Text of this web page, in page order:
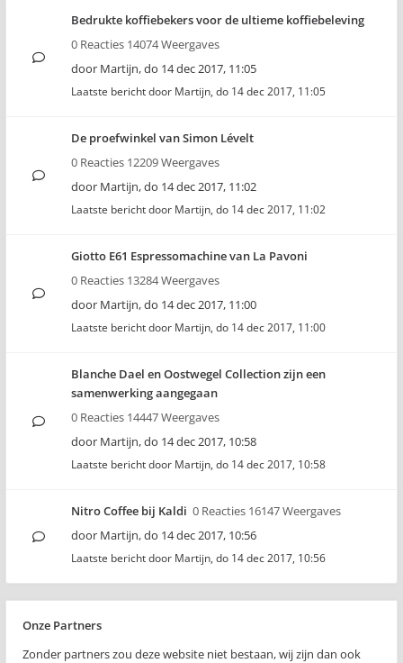
Bedrukte koffiebekers voor de ultieme koffiebeleving
0 Reacties 14074 Weergaves
door Martijn,do 14 dec 2017, 11:05
Laatste bericht door Martijn, do 14 dec 2017, 11:05
De proefwinkel van Simon Lévelt
0 Reacties 12209 Weergaves
door Martijn,do 14 dec 2017, 11:02
Laatste bericht door Martijn, do 14 dec 2017, 11:02
Giotto E61 Espressomachine van La Pavoni
0 Reacties 13284 Weergaves
door Martijn,do 14 dec 2017, 11:00
Laatste bericht door Martijn, do 14 dec 2017, 11:00
Blanche Dael en Oostwegel Collection zijn een
samenwerking aangegaan
0 Reacties 14447 Weergaves
door Martijn,do 14 dec 2017, 10:58
Laatste bericht door Martijn, do 14 dec 2017, 10:58
Nitro Coffee bij Kaldi 0 Reacties 16147 Weergaves
door Martijn,do 14 dec 2017, 10:56
Laatste bericht door Martijn, do 14 dec 2017, 10:56
Onze Partners
Zonder partners zou deze website niet bestaan, wij zijn dan ook